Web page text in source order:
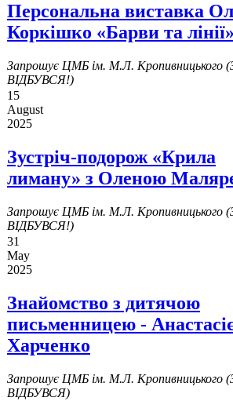
Персональна виставка
Коркішко «Барви та лінії»
Запрошує ЦМБ ім. М.Л. Кропивницького
ВІДБУВСЯ!)
15
August
2025
Зустріч-подорож «Крила
лиману» з Оленою
Запрошує ЦМБ ім. М.Л. Кропивницького
ВІДБУВСЯ!)
31
May
2025
Знайомство з дитячою
письменницею -
Харченко
Запрошує ЦМБ ім. М.Л. Кропивницького
ВІДБУВСЯ)